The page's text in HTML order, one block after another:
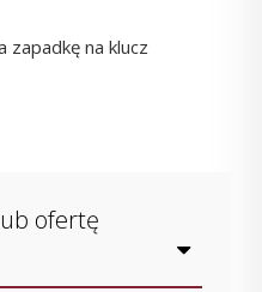
zapadkę na klucz
ofertę